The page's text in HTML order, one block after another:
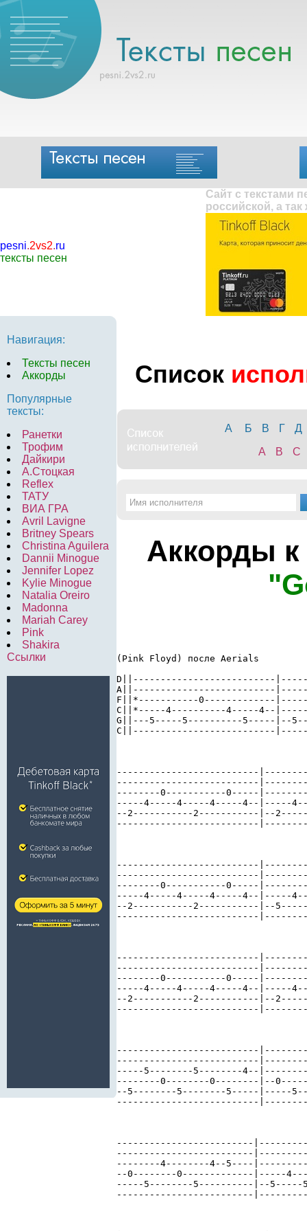
pesni.2vs2.ru
тексты песен
Сайт с текстами
российской, а
Навигация:
Тексты песен
Аккорды
Популярные
тексты:
Ранетки
Трофим
Дайкири
А.Стоцкая
Reflex
ТАТУ
ВИА ГРА
Avril Lavigne
Britney Spears
Christina Aguilera
Dannii Minogue
Jennifer Lopez
Kylie Minogue
Natalia Oreiro
Madonna
Mariah Carey
Pink
Shakira
Ссылки
Список
А Б В Г
Д
A
B C
Аккорды
(Pink Floyd) после Aerials
D||--------------------------
A||--------------------------
F||*-----------0-------------
C||*-----4----------4-----4--
G||---5-----5----------5-----|--
C||--------------------------
--------------------------
--------------------------
--------0-----------0-----
-----4-----4-----4-----4--|-----
--2-----------2-----------|--
--------------------------
--------------------------
--------------------------
--------0-----------0-----
-----4-----4-----4-----4--|-----
--2-----------2-----------|--
--------------------------
--------------------------
--------------------------
--------0-----------0-----
-----4-----4-----4-----4--|-----
--2-----------2-----------|--
--------------------------
--------------------------
--------------------------
-----5--------5--------4--
--------0--------0--------|--
--5--------5--------5-----|-----
--------------------------
-------------------------
-------------------------
--------4--------4--5----
--0--------0-------------|-----
-----5--------5----------|--
-------------------------